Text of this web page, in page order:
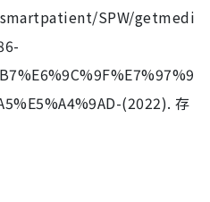
SPW/getmedi
(2022). 存